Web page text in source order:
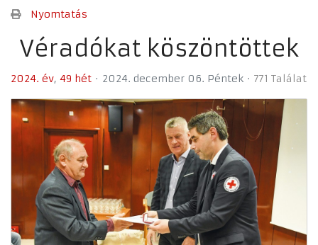
Nyomtatás
Véradókat köszöntöttek
2024. év 49 hét 2024. december 06. Péntek 771 Találat